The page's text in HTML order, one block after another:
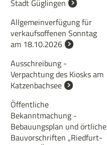
Stadt Güglingen
Allgemeinverfügung für
verkaufsoffenen Sonntag
am 18.10.2026
Ausschreibung -
Verpachtung des Kiosks am
Katzenbachsee
Öffentliche
Bekanntmachung -
Bebauungsplan und örtliche
Bauvorschriften „Riedfurt-